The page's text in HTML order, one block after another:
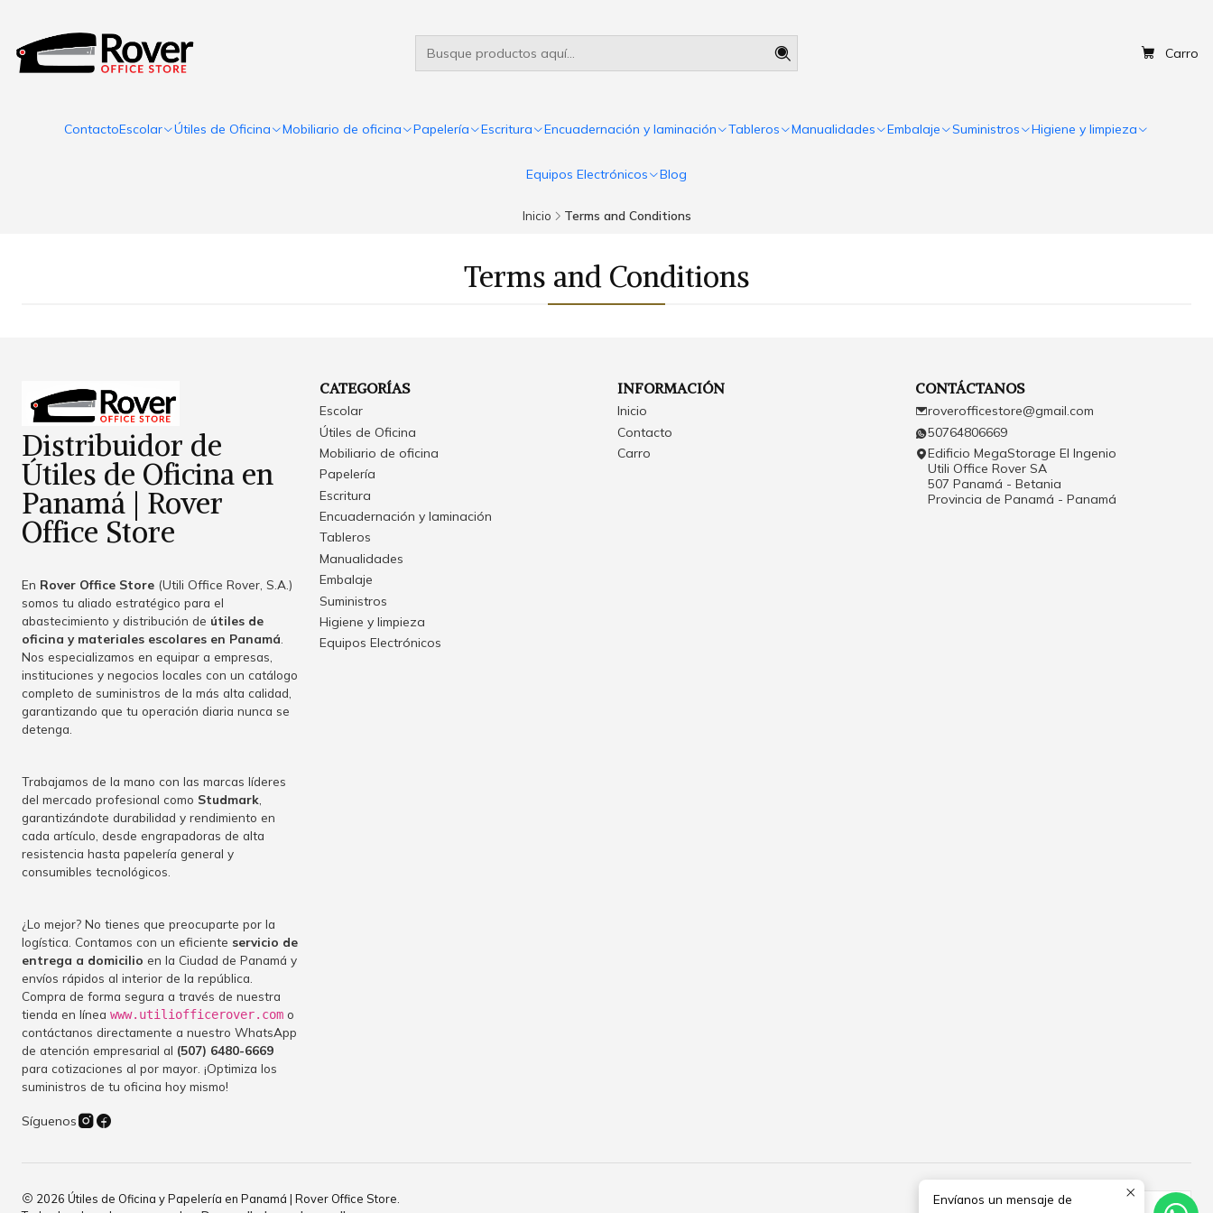
Carro
ContactoEscolar Útiles de Oficina Mobiliario de oficina Papelería Escritura Encuadernación y laminación Tableros Manualidades Embalaje Suministros Higiene y limpieza
Equipos Electrónicos Blog
Inicio Terms and Conditions
Terms and Conditions
Distribuidor de
Útiles de Oficina en
Panamá | Rover
Office Store
En Rover Office Store (Utili Office Rover, S.A.)
somos tu aliado estratégico para el
abastecimiento y distribución de útiles de
oficina y materiales escolares en Panamá
Nos especializamos en equipar a empresas,
instituciones y negocios locales con un catálogo
completo de suministros de la más alta calidad,
garantizando que tu operación diaria nunca se
detenga.
Trabajamos de la mano con las marcas líderes
del mercado profesional como Studmark
garantizándote durabilidad y rendimiento en
cada artículo, desde engrapadoras de alta
resistencia hasta papelería general y
consumibles tecnológicos.
¿Lo mejor? No tienes que preocuparte por la
logística. Contamos con un eficiente servicio de
entrega a domicilio en la Ciudad de Panamá y
envíos rápidos al interior de la república.
Compra de forma segura a través de nuestra
tienda en línea www.utiliofficerover.com o
contáctanos directamente a nuestro WhatsApp
de atención empresarial al (507) 6480-6669
para cotizaciones al por mayor. ¡Optimiza los
suministros de tu oficina hoy mismo!
Síguenos
CATEGORÍAS
Escolar
Útiles de Oficina
Mobiliario de oficina
Papelería
Escritura
Encuadernación y laminación
Tableros
Manualidades
Embalaje
Suministros
Higiene y limpieza
Equipos Electrónicos
INFORMACIÓN
Inicio
Contacto
Carro
CONTÁCTANOS
roverofficestore@gmail.com
50764806669
Edificio MegaStorage El Ingenio
Utili Office Rover SA
507 Panamá - Betania
Provincia de Panamá - Panamá
2026 Útiles de Oficina y Papelería en Panamá | Rover Office Store.
Envíanos un mensaje de